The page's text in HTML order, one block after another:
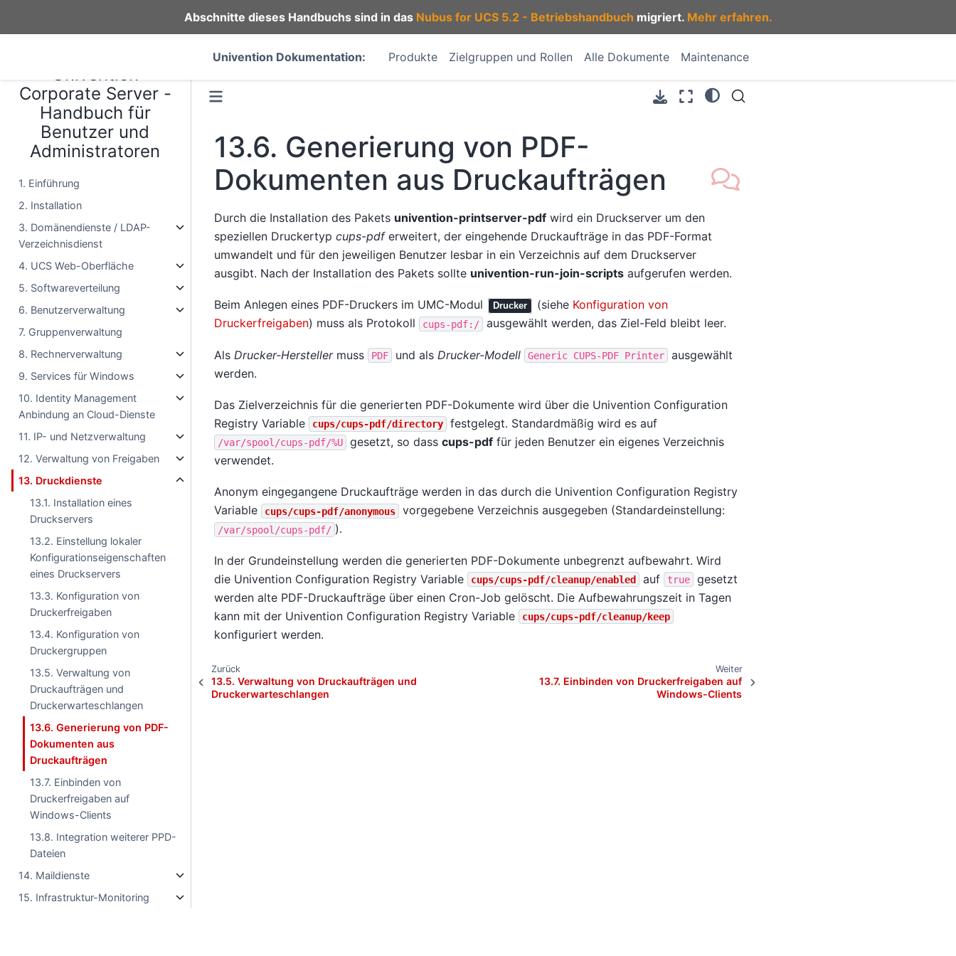
Abschnitte dieses Handbuchs sind in das Nubus for UCS 5.2 - Betriebshandbuch migriert. Mehr erfahren.
Univention Dokumentation: Produkte Zielgruppen und Rollen Alle Dokumente Maintenance
Univention
Corporate Server -
Handbuch für
Benutzer und
Administratoren
1. Einführung
2. Installation
3. Domänendienste / LDAP-
Verzeichnisdienst
4. UCS Web-Oberfläche
5. Softwareverteilung
6. Benutzerverwaltung
7. Gruppenverwaltung
8. Rechnerverwaltung
9. Services für Windows
10. Identity Management
Anbindung an Cloud-Dienste
11. IP- und Netzverwaltung
12. Verwaltung von Freigaben
13. Druckdienste
13.1. Installation eines
Druckservers
13.2. Einstellung lokaler
Konfigurationseigenschaften
eines Druckservers
13.3. Konfiguration von
Druckerfreigaben
13.4. Konfiguration von
Druckergruppen
13.5. Verwaltung von
Druckaufträgen und
Druckerwarteschlangen
13.6. Generierung von PDF-
Dokumenten aus
Druckaufträgen
13.7. Einbinden von
Druckerfreigaben auf
Windows-Clients
13.8. Integration weiterer PPD-
Dateien
14. Maildienste
15. Infrastruktur-Monitoring
13.6. Generierung von PDF-
Dokumenten aus Druckaufträgen
Durch die Installation des Pakets univention-printserver-pdfwird ein Druckserver um den
speziellen Druckertyp cups-pdferweitert, der eingehende Druckaufträge in das PDF-Format
umwandelt und für den jeweiligen Benutzer lesbar in ein Verzeichnis auf dem Druckserver
ausgibt. Nach der Installation des Pakets sollte univention-run-join-scriptsaufgerufen werden.
Beim Anlegen eines PDF-Druckers im UMC-Modul Drucker (siehe Konfiguration von
Druckerfreigaben) muss als Protokoll cups-pdf:/ ausgewählt werden, das Ziel-Feld bleibt leer.
Als Drucker-Herstellermuss PDF und als Drucker-Modell Generic CUPS-PDF Printer
ausgewählt
werden.
Das Zielverzeichnis für die generierten PDF-Dokumente wird über die Univention Configuration
Registry Variable
cups/cups-pdf/directory festgelegt. Standardmäßig wird es auf
/var/spool/cups-pdf/%U gesetzt, so dass cups-pdffür jeden Benutzer ein eigenes Verzeichnis
verwendet.
Anonym eingegangene Druckaufträge werden in das durch die Univention Configuration Registry
Variable
cups/cups-pdf/anonymous vorgegebene Verzeichnis ausgegeben (Standardeinstellung:
/var/spool/cups-pdf/ ).
In der Grundeinstellung werden die generierten PDF-Dokumente unbegrenzt aufbewahrt. Wird
die Univention Configuration Registry Variable
cups/cups-pdf/cleanup/enabled auf true
gesetzt
werden alte PDF-Druckaufträge über einen Cron-Job gelöscht. Die Aufbewahrungszeit in Tagen
kann mit der Univention Configuration Registry Variable
cups/cups-pdf/cleanup/keep
konfiguriert werden.
Zurück
13.5.Verwaltung von Druckaufträgen und
Druckerwarteschlangen
Weiter
13.7. Einbinden von Druckerfreigaben auf
Windows-Clients